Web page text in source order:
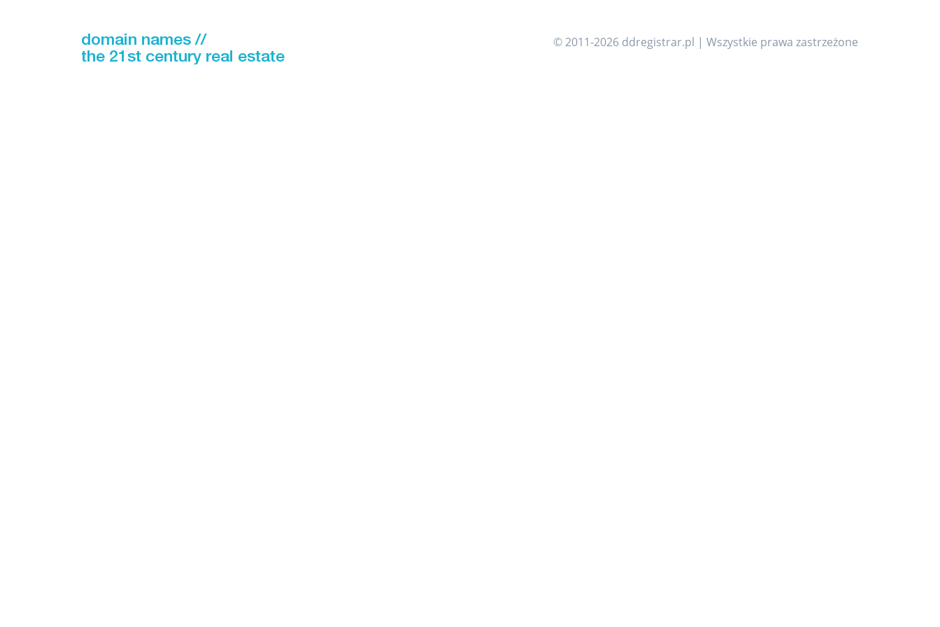
© 2011-2026 ddregistrar.pl | Wszystkie prawa zastrzeżone